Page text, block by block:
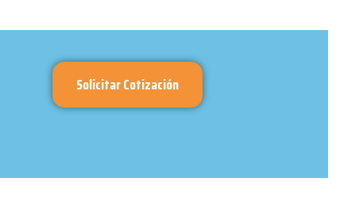
Solicitar Cotización